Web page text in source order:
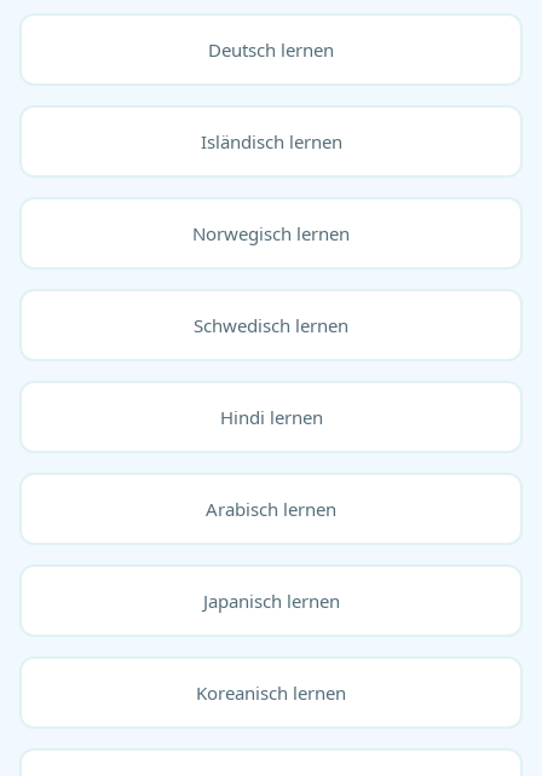
Deutsch lernen
Isländisch lernen
Norwegisch lernen
Schwedisch lernen
Hindi lernen
Arabisch lernen
Japanisch lernen
Koreanisch lernen